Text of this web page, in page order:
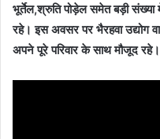
भूर्तेल,श्रुति पोड़ेल समेत बड़ी
रहे। इस अवसर पर भैरहवा उद्योग
अपने पूरे परिवार के साथ मौजूद रहे।